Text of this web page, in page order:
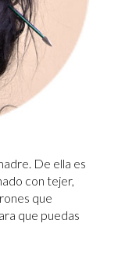
De ella es
con tejer,
que
que puedas